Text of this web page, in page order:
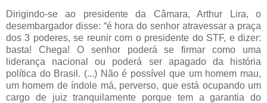
Dirigindo-se ao presidente da Câmara, Arthur Lira, o
desembargador disse: “é hora do senhor atravessar a praça
dos 3 poderes, se reunir com o presidente do STF, e dizer:
basta! Chega! O senhor poderá se firmar como uma
liderança nacional ou poderá ser apagado da história
política do Brasil. (...) Não é possível que um homem mau,
um homem de índole má, perverso, que está ocupando um
cargo de juiz tranquilamente porque tem a garantia do